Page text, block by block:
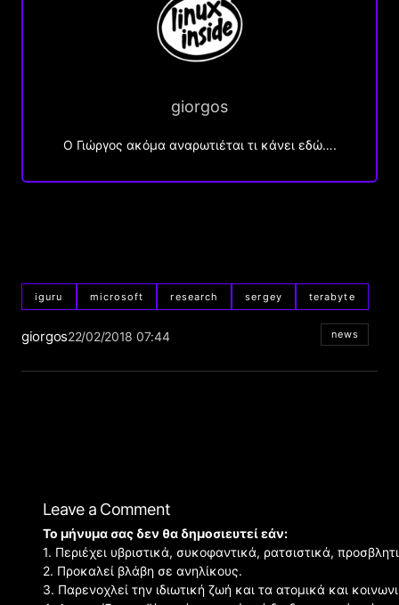
giorgos
Ο Γιώργος ακόμα αναρωτιέται τι κάνει εδώ….
iguru microsoft research sergey terabyte
giorgos22/02/2018 07:44 news
Leave a Comment
Το μήνυμα σας δεν θα δημοσιευτεί εάν:
1. Περιέχει υβριστικά, συκοφαντικά, ρατσιστικά,
2. Προκαλεί βλάβη σε ανηλίκους.
3. Παρενοχλεί την ιδιωτική ζωή και τα ατομικά και